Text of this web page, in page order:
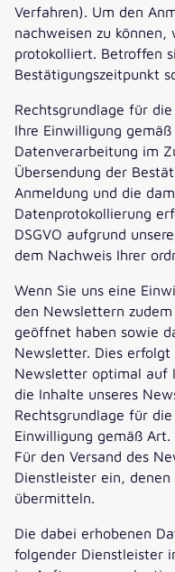
Verfahren). Um den
nachweisen zu können,
protokolliert. Betroffen
Bestätigungszeitpunkt
Rechtsgrundlage für
Ihre Einwilligung gemäß
Datenverarbeitung im
Übersendung der
Anmeldung und die
Datenprotokollierung
DSGVO aufgrund
dem Nachweis Ihrer
Wenn Sie uns eine
den Newslettern
geöffnet haben sowie
Newsletter. Dies erfolgt
Newsletter optimal auf
die Inhalte unseres
Rechtsgrundlage für
Einwilligung gemäß Art.
Für den Versand des
Dienstleister ein,
übermitteln.
Die dabei erhobenen
folgender Dienstleister